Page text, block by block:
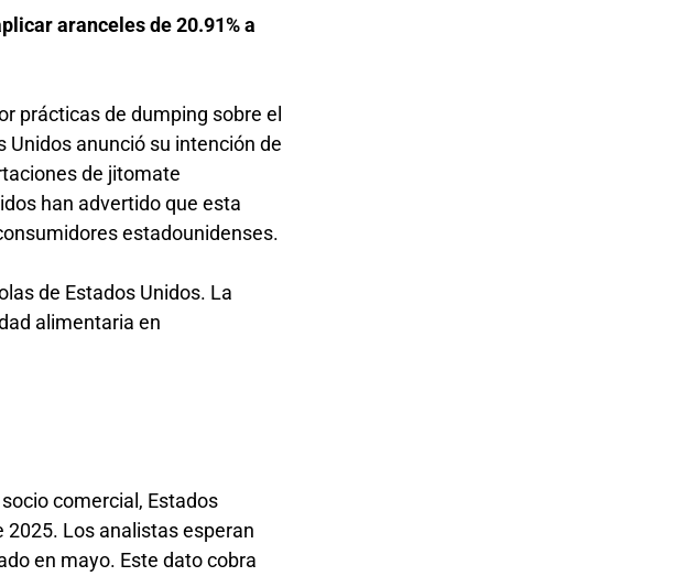
aranceles de 20.91% a
prácticas de dumping sobre el
Unidos anunció su intención de
de jitomate
han advertido que esta
estadounidenses.
de Estados Unidos. La
alimentaria en
comercial, Estados
2025. Los analistas esperan
en mayo. Este dato cobra